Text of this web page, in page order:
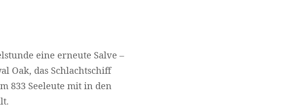
eine erneute Salve –
Oak, das Schlachtschiff
833 Seeleute mit in den